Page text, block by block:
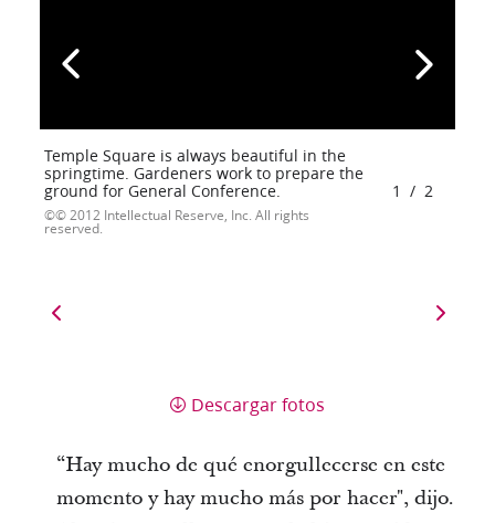
Temple Square is always beautiful in the
springtime. Gardeners work to prepare the
ground for General Conference.
© 2012 Intellectual Reserve, Inc. All rights
reserved.
1 / 2
Descargar fotos
“Hay mucho de qué enorgullecerse en este
momento y hay mucho más por hacer", dijo.